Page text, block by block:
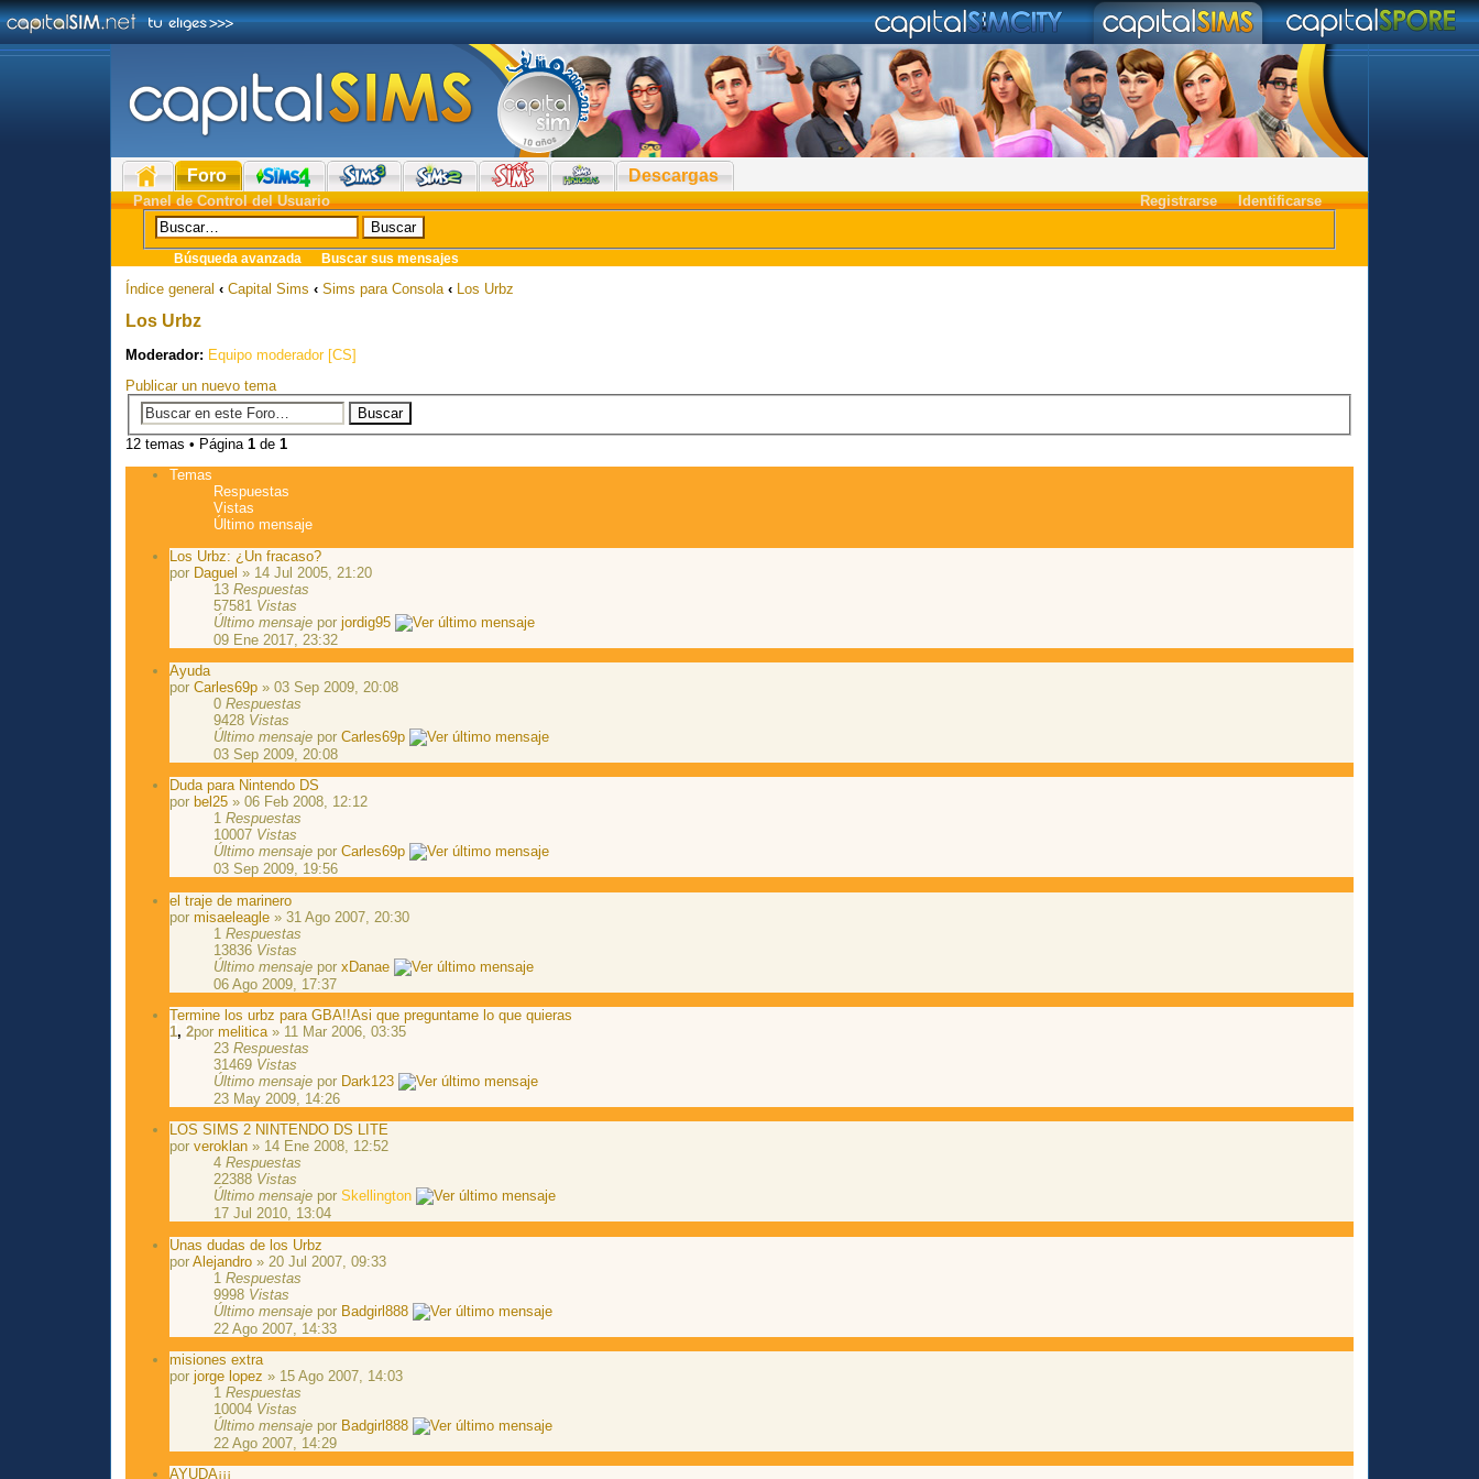
Foro Descargas
Registrarse Identificarse
Panel de Control del Usuario
Búsqueda avanzada Buscar sus mensajes
Índice general ‹ Capital Sims ‹ Sims para Consola ‹ Los Urbz
Los Urbz
Moderador: Equipo moderador [CS]
Publicar un nuevo tema
12 temas • Página1 de1
Temas
Respuestas
Vistas
Último mensaje
Los Urbz: ¿Un fracaso?
por Daguel » 14 Jul 2005, 21:20
13Respuestas
57581 Vistas
Último mensaje porjordig95
09 Ene 2017, 23:32
Ayuda
porCarles69p » 03 Sep 2009, 20:08
0Respuestas
9428 Vistas
Último mensaje porCarles69p
03 Sep 2009, 20:08
Duda para Nintendo DS
por bel25 » 06 Feb 2008, 12:12
1Respuestas
10007 Vistas
Último mensaje porCarles69p
03 Sep 2009, 19:56
el traje de marinero
pormisaeleagle » 31 Ago 2007, 20:30
1Respuestas
13836 Vistas
Último mensaje porxDanae
06 Ago 2009, 17:37
Termine los urbz para GBA!!Asi que preguntame lo que quieras
1,2pormelitica» 11 Mar 2006, 03:35
23Respuestas
31469 Vistas
Último mensaje por Dark123
23 May 2009, 14:26
LOS SIMS 2 NINTENDO DS LITE
porveroklan » 14 Ene 2008, 12:52
4Respuestas
22388 Vistas
Último mensaje porSkellington
17 Jul 2010, 13:04
Unas dudas de los Urbz
porAlejandro » 20 Jul 2007, 09:33
1Respuestas
9998 Vistas
Último mensaje por Badgirl888
22 Ago 2007, 14:33
misiones extra
porjorge lopez » 15 Ago 2007, 14:03
1Respuestas
10004 Vistas
Último mensaje por Badgirl888
22 Ago 2007, 14:29
AYUDA¡¡¡